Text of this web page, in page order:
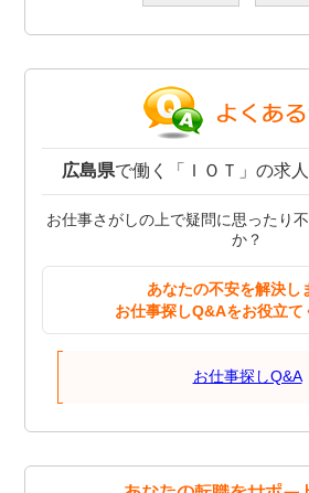
広島県で働く「ＩＯＴ」の求
お仕事さがしの上で疑問に思ったり
か？
あなたの不安を解決し
お仕事探しQ&Aをお役立て
お仕事探しQ&A